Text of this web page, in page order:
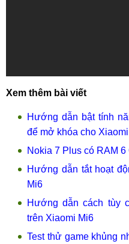
Xem thêm bài viết
Hướng dẫn bật tính
để mở khóa cho
Nokia 7 Plus có RAM
Hướng dẫn tắt hoạt
Mi6
Hướng dẫn cách tùy
trên Xiaomi Mi6
Test thử game khủng